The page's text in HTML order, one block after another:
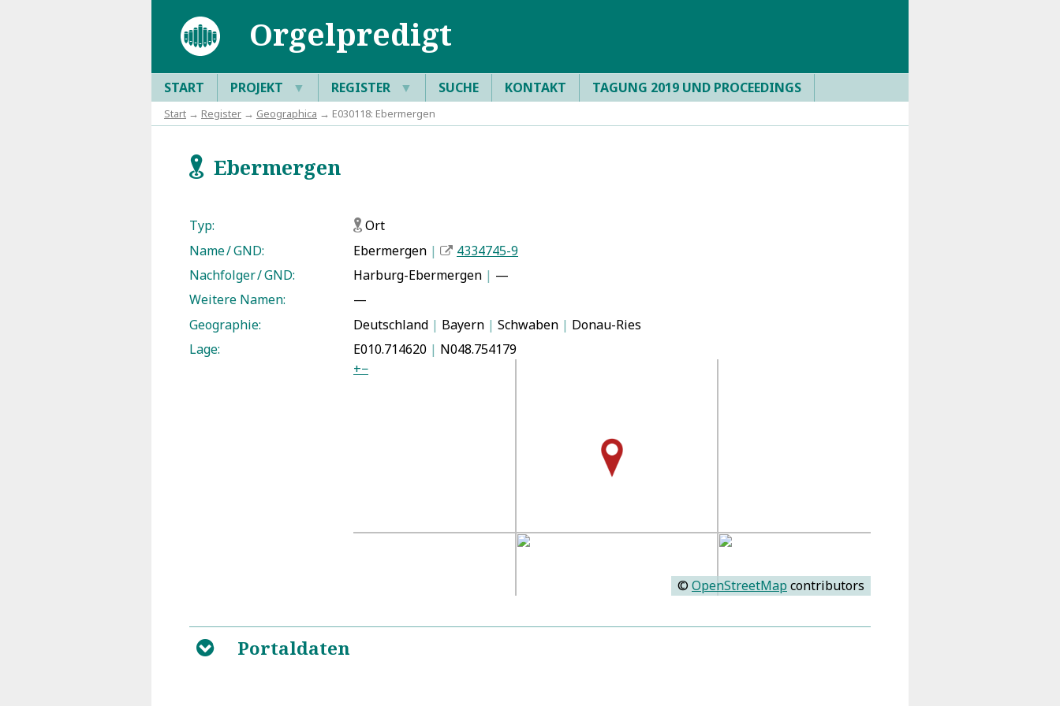
Orgelpredigt
START PROJEKT ▼ REGISTER ▼ SUCHE KONTAKT TAGUNG 2019 UND PROCEEDINGS
Start → Register → Geographica → E030118: Ebermergen
fEbermergen
Typ: f Ort
Name / GND:
Ebermergen |
4334745-9
Nachfolger / GND:
Harburg-Ebermergen | —
Weitere Namen:
—
Geographie:
Deutschland | Bayern | Schwaben | Donau-Ries
Lage:
E010.714620 | N048.754179
+−
© OpenStreetMap contributors
B Portaldaten